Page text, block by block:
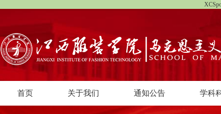
首页 关于我们 通知公告 学科